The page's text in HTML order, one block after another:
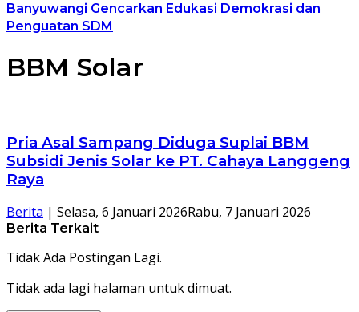
Banyuwangi Gencarkan Edukasi Demokrasi dan
Penguatan SDM
BBM Solar
Pria Asal Sampang Diduga Suplai BBM
Subsidi Jenis Solar ke PT. Cahaya Langgeng
Raya
Berita | Selasa, 6 Januari 2026Rabu, 7 Januari 2026
Berita Terkait
Tidak Ada Postingan Lagi.
Tidak ada lagi halaman untuk dimuat.